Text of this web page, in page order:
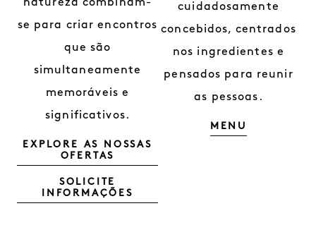
natureza combinam-
se para criar encontros
que são
simultaneamente
memoráveis e
significativos.
EXPLORE AS NOSSAS
OFERTAS
SOLICITE
INFORMAÇÕES
cuidadosamente
concebidos, centrados
nos ingredientes e
pensados para reunir
as pessoas.
MENU